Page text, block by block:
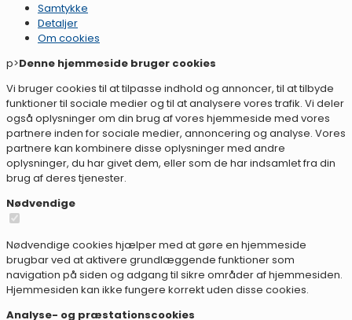
Samtykke
Detaljer
Om cookies
p>Denne hjemmeside bruger cookies
Vi bruger cookies til at tilpasse indhold og annoncer, til at tilbyde
funktioner til sociale medier og til at analysere vores trafik. Vi deler
også oplysninger om din brug af vores hjemmeside med vores
partnere inden for sociale medier, annoncering og analyse. Vores
partnere kan kombinere disse oplysninger med andre
oplysninger, du har givet dem, eller som de har indsamlet fra din
brug af deres tjenester.
Nødvendige
Nødvendige cookies hjælper med at gøre en hjemmeside
brugbar ved at aktivere grundlæggende funktioner som
navigation på siden og adgang til sikre områder af hjemmesiden.
Hjemmesiden kan ikke fungere korrekt uden disse cookies.
Analyse- og præstationscookies